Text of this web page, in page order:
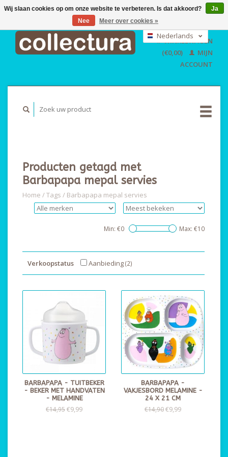
EUR
GBP
USD
Nederlands
English
WINKELWAGEN
(€0,00)
MIJN
ACCOUNT
Producten getagd met
Barbapapa mepal servies
Home /Tags / Barbapapa mepal servies
Min: €0 Max: €10
Verkoopstatus Aanbieding(2)
BARBAPAPA - TUITBEKER
- BEKER MET HANDVATEN
- MELAMINE
€14,95€9,99
BARBAPAPA -
VAKJESBORD MELAMINE -
24 X 21 CM
€14,90€9,99
Wij slaan cookies op om onze website te verbeteren. Is dat akkoord?
Ja
Nee
Meer over cookies »